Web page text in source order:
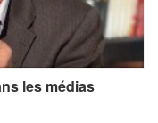
les médias